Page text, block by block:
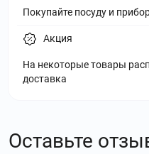
Покупайте посуду и
Акция
На некоторые товары
доставка
Оставьте